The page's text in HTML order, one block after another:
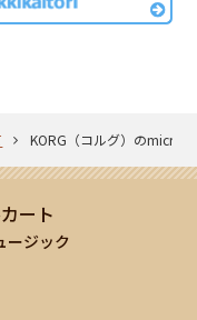
KORG（コルグ）の
ート
ージック